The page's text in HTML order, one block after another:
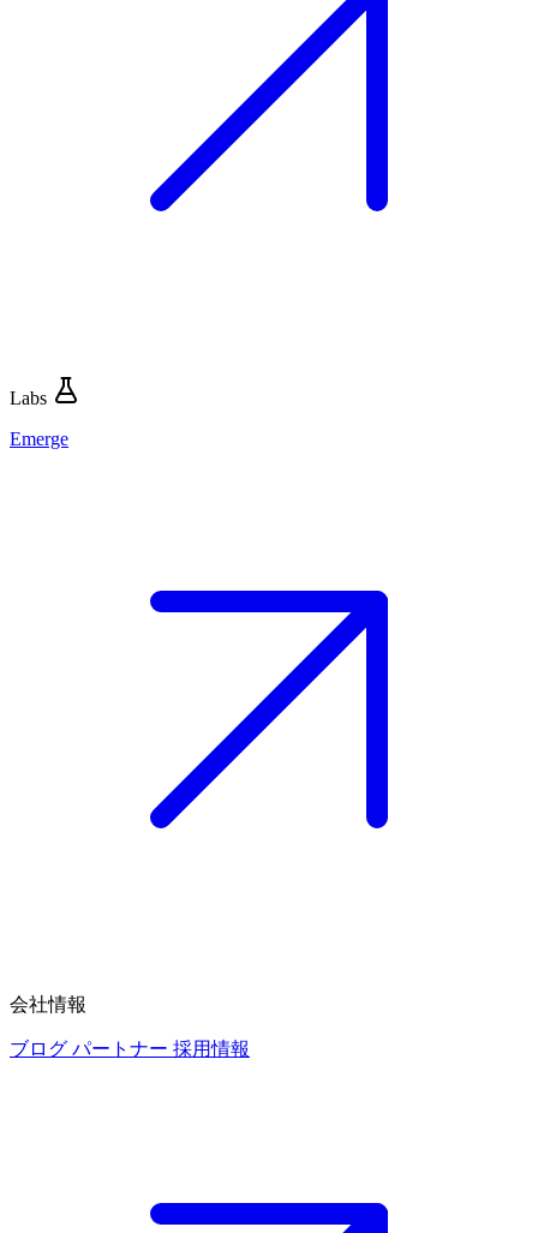
Labs
Emerge
会社情報
ブログ パートナー 採用情報